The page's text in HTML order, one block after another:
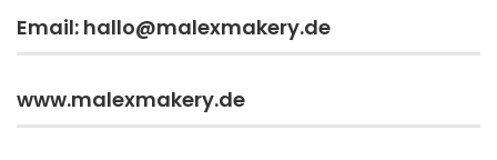
Email: hallo@malexmakery.de
www.malexmakery.de